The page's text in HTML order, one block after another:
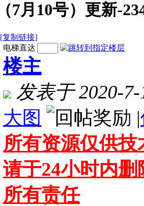
（7月10号）更新-
[复制链接]
电梯直达
楼主
发表于 2020-
大图
|
所有资源仅供
请于24小时内
所有责任